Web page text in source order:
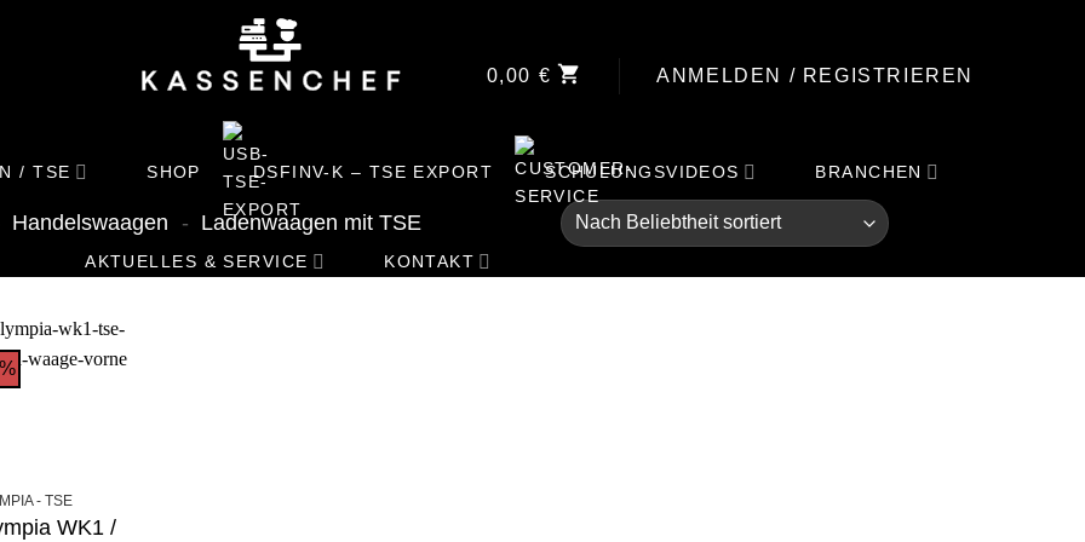
0,00 € ANMELDEN / REGISTRIEREN
/ TSE SHOP DSFINV-K – TSE EXPORT SCHULUNGSVIDEOS BRANCHEN
AKTUELLES & SERVICE KONTAKT
Handelswaagen - Ladenwaagen mit TSE
- TSE
WK1 /